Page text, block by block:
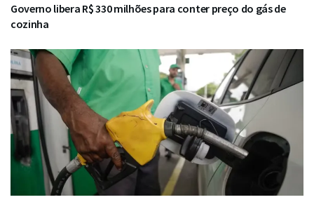
Governo libera R$ 330 milhões para conter preço do gás de
cozinha